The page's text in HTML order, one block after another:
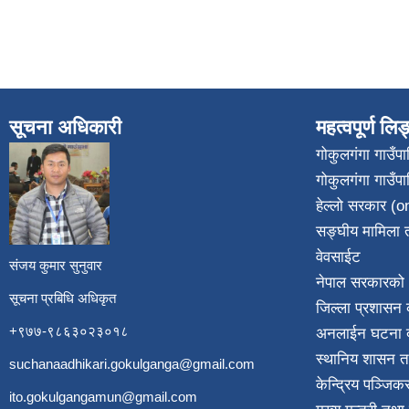
सूचना अधिकारी
संजय कुमार सुनुवार
सूचना प्रबिधि अधिकृत
+९७७-९८६३०२३०१८
suchanaadhikari.gokulganga@gmail.com
ito.gokulgangamun@gmail.com
महत्वपूर्ण
गोकुलगंगा
गोकुलगंगा
हेल्लो सरकार
सङ्घीय मामिला
वेवसाईट
नेपाल सरकारको
जिल्ला प्रशासन
अनलाईन घटना
स्थानिय शासन
केन्द्रिय